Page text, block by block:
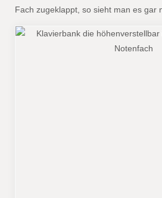
Fach zugeklappt, so sieht man es gar